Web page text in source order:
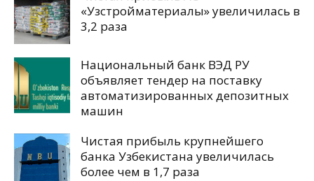
«Узстройматериалы» увеличилась в
3,2 раза
Национальный банк ВЭД РУ
объявляет тендер на поставку
автоматизированных депозитных
машин
Чистая прибыль крупнейшего
банка Узбекистана увеличилась
более чем в 1,7 раза